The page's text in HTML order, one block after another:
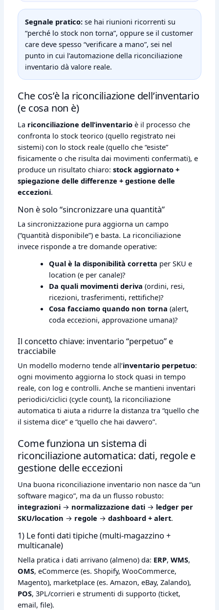
Segnale pratico: se hai riunioni ricorrenti su
“perché lo stock non torna”, oppure se il customer
care deve spesso “verificare a mano”, sei nel
punto in cui l’automazione della riconciliazione
inventario dà valore reale.
Che cos’è la riconciliazione dell’inventario
(e cosa non è)
La riconciliazione dell’inventario è il processo che
confronta lo stock teorico (quello registrato nei
sistemi) con lo stock reale (quello che “esiste”
fisicamente o che risulta dai movimenti confermati), e
produce un risultato chiaro:stock aggiornato +
spiegazione delle differenze + gestione delle
eccezioni.
Non è solo “sincronizzare una quantità”
La sincronizzazione pura aggiorna un campo
(“quantità disponibile”) e basta. La riconciliazione
invece risponde a tre domande operative:
Qual è la disponibilità corretta per SKU e
location (e per canale)?
Da quali movimenti deriva (ordini, resi,
ricezioni, trasferimenti, rettifiche)?
Cosa facciamo quando non torna (alert,
coda eccezioni, approvazione umana)?
Il concetto chiave: inventario “perpetuo” e
tracciabile
Un modello moderno tende all’inventario perpetuo:
ogni movimento aggiorna lo stock quasi in tempo
reale, con log e controlli. Anche se mantieni inventari
periodici/ciclici (cycle count), la riconciliazione
automatica ti aiuta a ridurre la distanza tra “quello che
il sistema dice” e “quello che hai davvero”.
Come funziona un sistema di
riconciliazione automatica: dati, regole e
gestione delle eccezioni
Una buona riconciliazione inventario non nasce da “un
software magico”, ma da un flusso robusto:
integrazioni → normalizzazione dati → ledger per
SKU/location → regole →dashboard + alert.
1) Le fonti dati tipiche (multi‑magazzino +
multicanale)
Nella pratica i dati arrivano (almeno) da: ERP,WMS,
OMS, eCommerce (es. Shopify, WooCommerce,
Magento), marketplace (es. Amazon, eBay, Zalando),
POS, 3PL/corrieri e strumenti di supporto (ticket,
email, file).